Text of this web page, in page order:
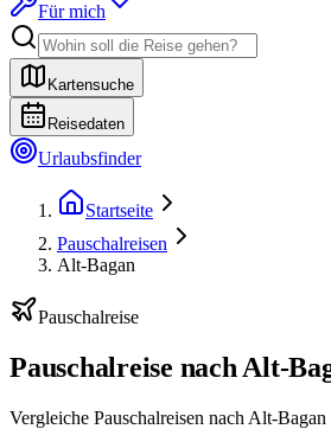
Für mich
Kartensuche
Reisedaten
Urlaubsfinder
Startseite
Pauschalreisen
Alt-Bagan
Pauschalreise
Pauschalreise nach Alt-
Vergleiche Pauschalreisen nach Alt-